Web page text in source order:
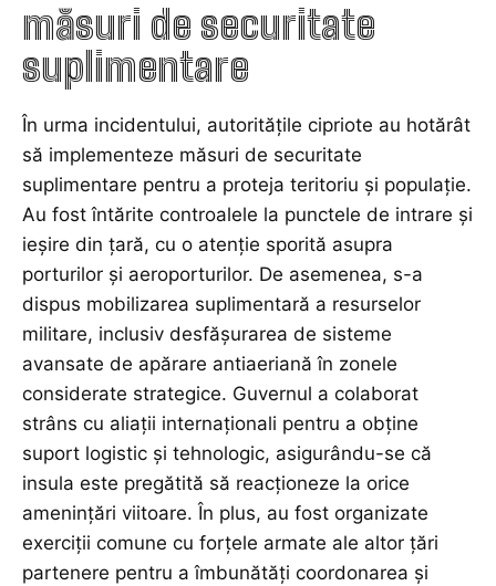
măsuri de securitate
suplimentare
În urma incidentului, autoritățile cipriote au hotărât
să implementeze măsuri de securitate
suplimentare pentru a proteja teritoriu și populație.
Au fost întărite controalele la punctele de intrare și
ieșire din țară, cu o atenție sporită asupra
porturilor și aeroporturilor. De asemenea, s-a
dispus mobilizarea suplimentară a resurselor
militare, inclusiv desfășurarea de sisteme
avansate de apărare antiaeriană în zonele
considerate strategice. Guvernul a colaborat
strâns cu aliații internaționali pentru a obține
suport logistic și tehnologic, asigurându-se că
insula este pregătită să reacționeze la orice
amenințări viitoare. În plus, au fost organizate
exerciții comune cu forțele armate ale altor țări
partenere pentru a îmbunătăți coordonarea și